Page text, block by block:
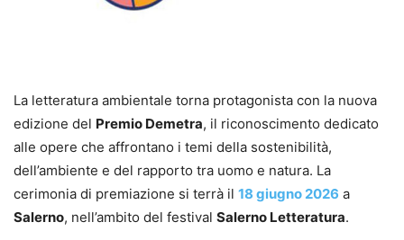
La letteratura ambientale torna protagonista con la nuova
edizione del Premio Demetra, il riconoscimento dedicato
alle opere che affrontano i temi della sostenibilità,
dell’ambiente e del rapporto tra uomo e natura. La
cerimonia di premiazione si terrà il 18 giugno 2026 a
Salerno, nell’ambito del festival Salerno Letteratura.